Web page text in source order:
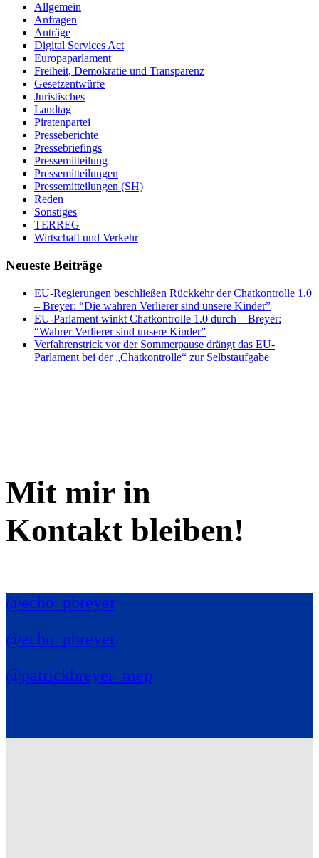
Allgemein
Anfragen
Anträge
Digital Services Act
Europaparlament
Freiheit, Demokratie und Transparenz
Gesetzentwürfe
Juristisches
Landtag
Piratenpartei
Presseberichte
Pressebriefings
Pressemitteilung
Pressemitteilungen
Pressemitteilungen (SH)
Reden
Sonstiges
TERREG
Wirtschaft und Verkehr
Neueste Beiträge
EU-Regierungen beschließen Rückkehr der Chatkontrolle 1.0
– Breyer: “Die wahren Verlierer sind unsere Kinder”
EU-Parlament winkt Chatkontrolle 1.0 durch – Breyer:
“Wahrer Verlierer sind unsere Kinder”
Verfahrenstrick vor der Sommerpause drängt das EU-
Parlament bei der „Chatkontrolle“ zur Selbstaufgabe
Mit mir in
Kontakt bleiben!
@echo_pbreyer
@echo_pbreyer
@patrickbreyer_mep